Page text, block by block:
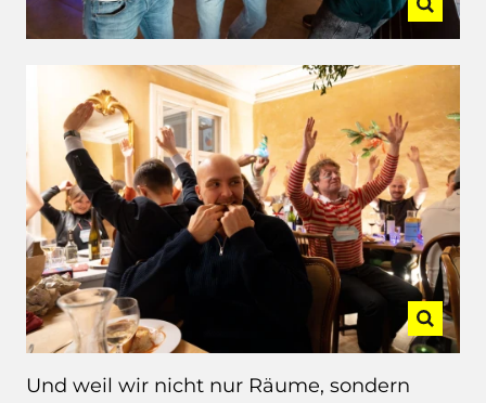
Und weil wir nicht nur Räume, sondern